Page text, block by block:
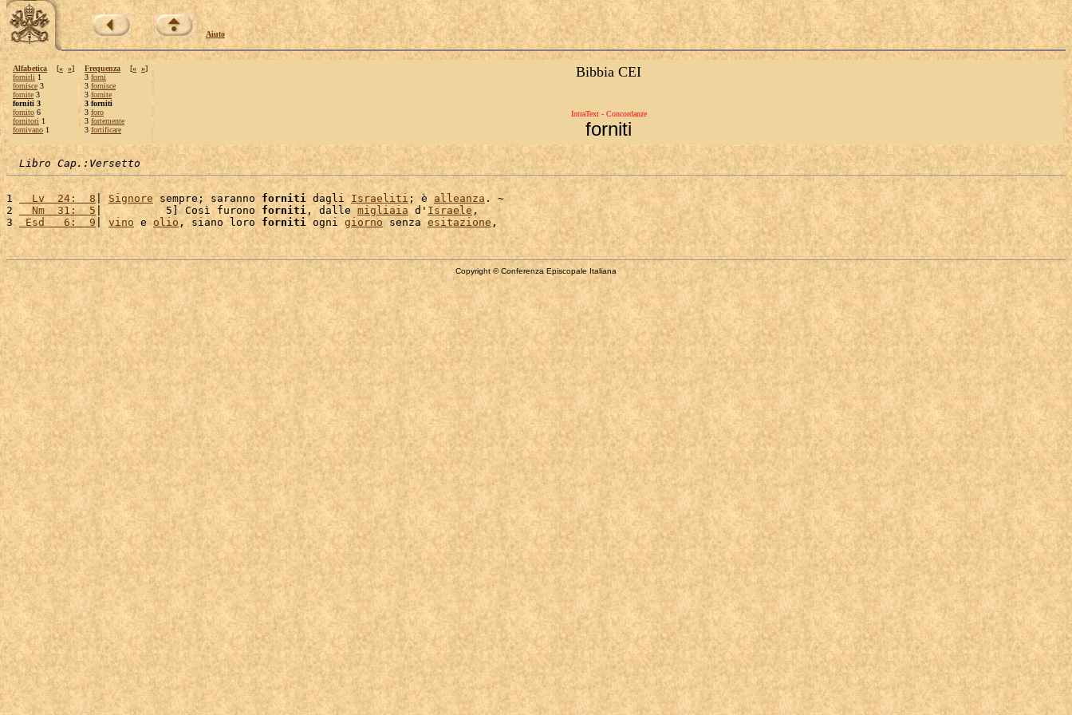
Aiuto
Alfabetica [« »]
fornirli 1
fornisce 3
fornite 3
forniti 3
fornito 6
fornitori 1
fornivano 1
Frequenza [« »]
3 forni
3 fornisce
3 fornite
3 forniti
3 foro
3 fortemente
3 fortificare
Bibbia CEI
IntraText - Concordanze
forniti
Libro Cap.:Versetto
1
  Lv  24:  8
| Signore sempre; saranno forniti dagli Israeliti ; è alleanza . ~
2
  Nm  31:  5
|          5] Così furono forniti , dalle migliaia d' Israele ,
3 Esd   6:  9 | vino e olio , siano loro forniti ogni giorno senza esitazione
Copyright © Conferenza Episcopale Italiana